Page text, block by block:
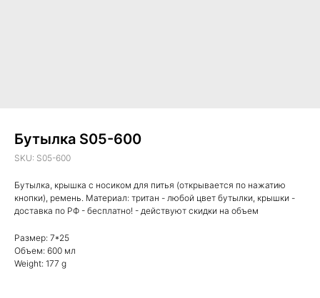
Бутылка S05-600
SKU: S05-600
Бутылка, крышка с носиком для питья (открывается по нажатию
кнопки), ремень. Материал: тритан - любой цвет бутылки, крышки -
доставка по РФ - бесплатно! - действуют скидки на объем
Размер: 7*25
Объем: 600 мл
Weight: 177 g